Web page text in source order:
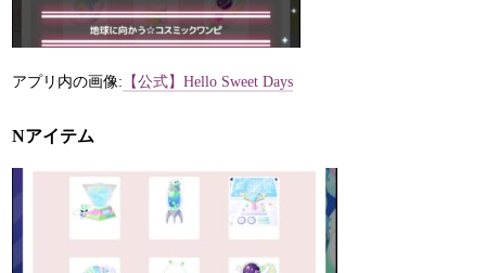
アプリ内の画像: 【公式】Hello Sweet Days
Nアイテム